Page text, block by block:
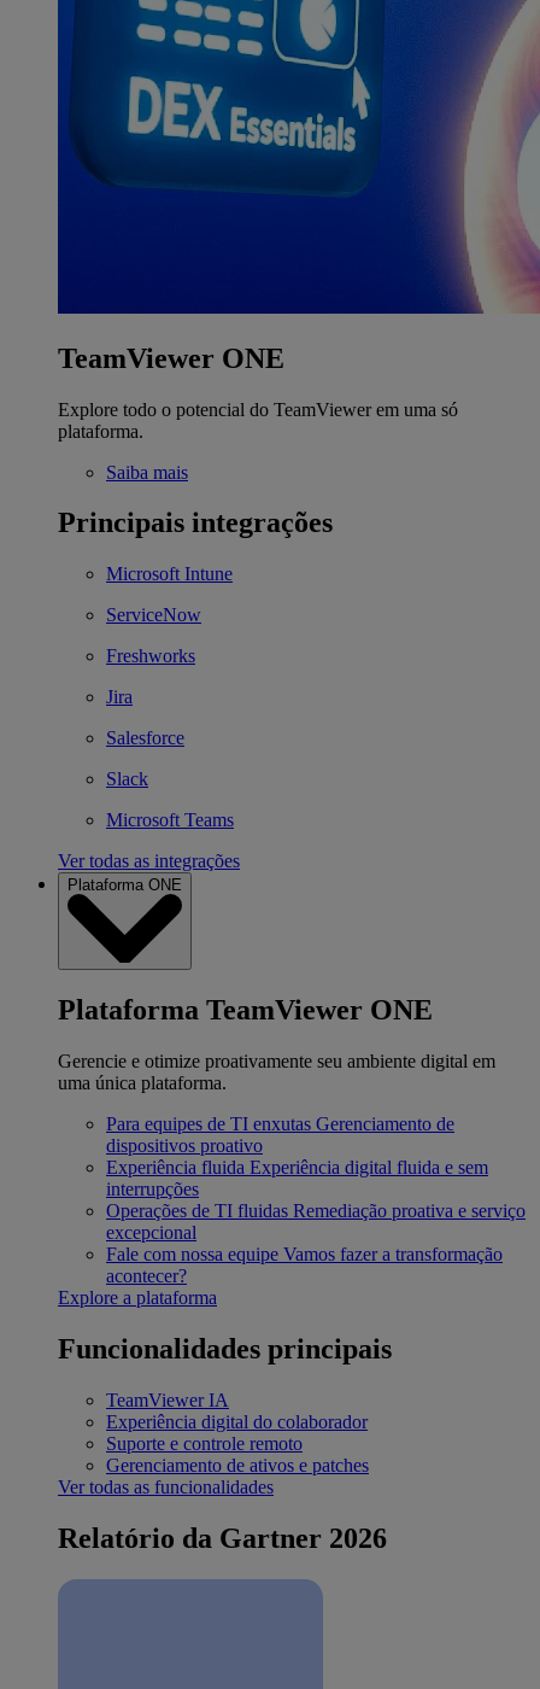
TeamViewer ONE
Explore todo o potencial do TeamViewer em uma só
plataforma.
Saiba mais
Principais integrações
Microsoft Intune
ServiceNow
Freshworks
Jira
Salesforce
Slack
Microsoft Teams
Ver todas as integrações
Plataforma ONE
Plataforma TeamViewer ONE
Gerencie e otimize proativamente seu ambiente digital em
uma única plataforma.
Para equipes de TI enxutas Gerenciamento de
dispositivos proativo
Experiência fluida Experiência digital fluida e sem
interrupções
Operações de TI fluidas Remediação proativa e serviço
excepcional
Fale com nossa equipe Vamos fazer a transformação
acontecer?
Explore a plataforma
Funcionalidades principais
TeamViewer IA
Experiência digital do colaborador
Suporte e controle remoto
Gerenciamento de ativos e patches
Ver todas as funcionalidades
Relatório da Gartner 2026